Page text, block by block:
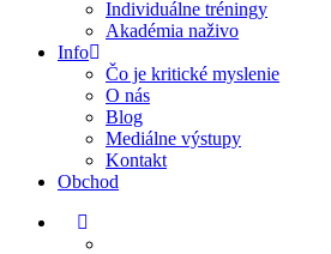
Individuálne tréningy
Akadémia naživo
Info
Čo je kritické myslenie
O nás
Blog
Mediálne výstupy
Kontakt
Obchod